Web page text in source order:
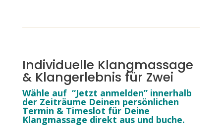
Individuelle Klangmassage
& Klangerlebnis für Zwei
Wähle auf “Jetzt anmelden” innerhalb
der Zeiträume Deinen persönlichen
Termin & Timeslot für Deine
Klangmassage direkt aus und buche.